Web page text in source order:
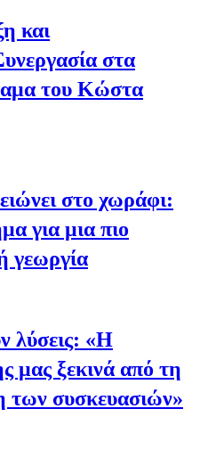
και
στα
του Κώστα
στο χωράφι:
για μια πιο
γεωργία
λύσεις: «Η
μας ξεκινά από τη
των συσκευασιών»